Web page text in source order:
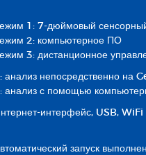
1: 7-дюймовый
2: компьютерное ПО
3: дистанционное
анализ непосредственно на
анализ с помощью
интерфейс, USB, WiFi
запуск